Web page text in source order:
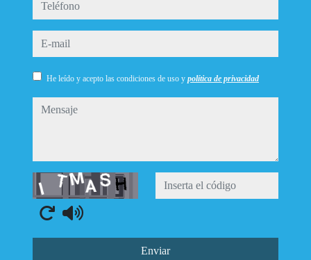
e-mail
He leído y acepto las condiciones de uso y política de privacidad
mensaje
Captcha
Enviar